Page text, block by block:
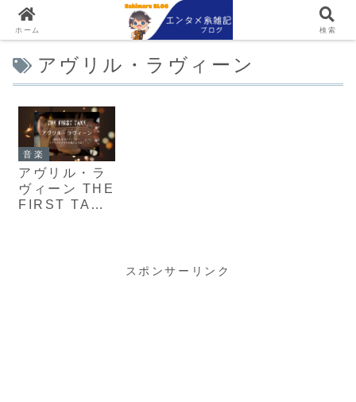
アヴリル・ラヴィーン
音楽
アヴリル・ラ
ヴィーン THE
FIRST TAKE
スポンサーリンク
ホーム 検索